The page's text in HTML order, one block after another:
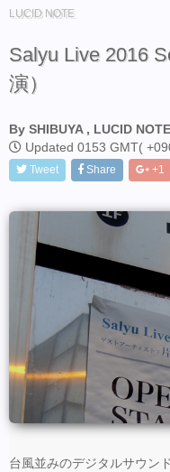
LUCID NOTE
Salyu Live 2016
演）
By SHIBUYA , LUCID NOTE
Updated 0153 GMT(
Tweet Share +1
台風並みのデジタルサウンド